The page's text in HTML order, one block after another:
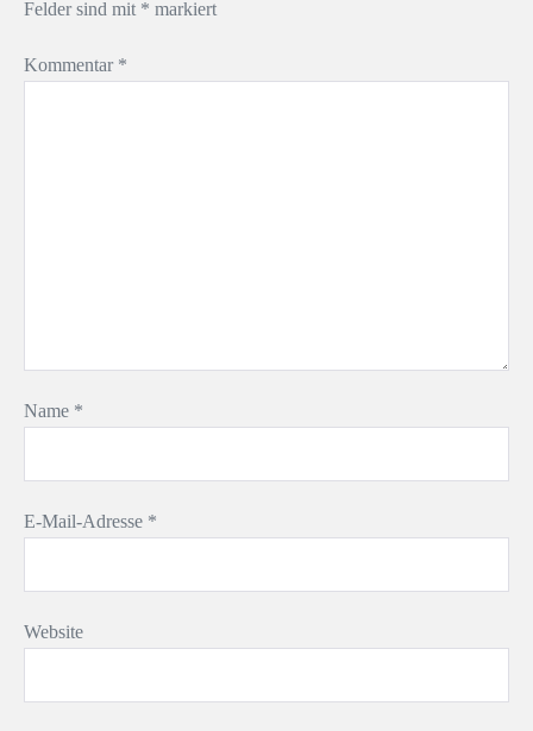
Felder sind mit * markiert
Kommentar *
Name *
E-Mail-Adresse *
Website